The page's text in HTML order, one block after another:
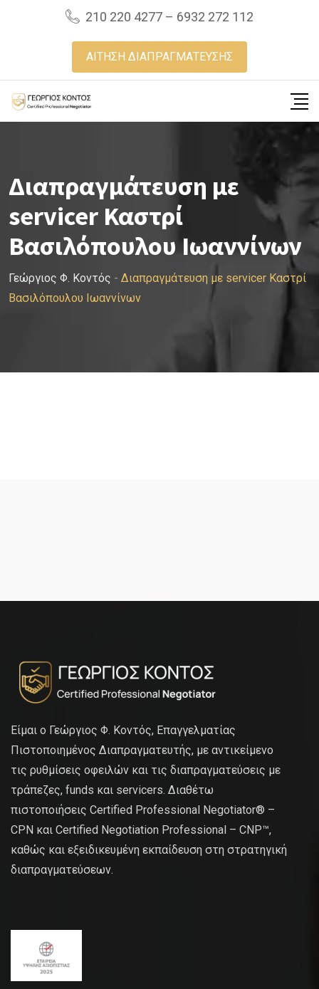
210 220 4277 – 6932 272 112
ΑΙΤΗΣΗ ΔΙΑΠΡΑΓΜΑΤΕΥΣΗΣ
Διαπραγμάτευση με
servicer Καστρί
Βασιλόπουλου Ιωαννίνων
Γεώργιος Φ. Κοντός - Διαπραγμάτευση με servicer Καστρί
Βασιλόπουλου Ιωαννίνων
Είμαι ο Γεώργιος Φ. Κοντός, Επαγγελματίας
Πιστοποιημένος Διαπραγματευτής, με αντικείμενο
τις ρυθμίσεις οφειλών και τις διαπραγματεύσεις με
τράπεζες, funds και servicers. Διαθέτω
πιστοποιήσεις Certified Professional Negotiator® –
CPN και Certified Negotiation Professional – CNP™,
καθώς και εξειδικευμένη εκπαίδευση στη στρατηγική
διαπραγματεύσεων.